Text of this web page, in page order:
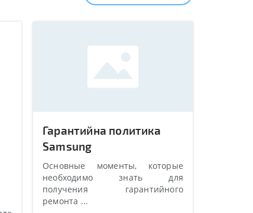
Гарантийна политика
Samsung
Основные моменты, которые
необходимо знать для
получения гарантийного
ремонта ...